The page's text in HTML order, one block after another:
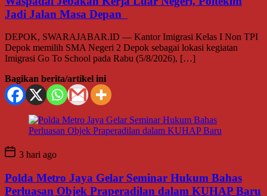
Jadi Jalan Masa Depan
DEPOK, SWARAJABAR.ID — Kantor Imigrasi Kelas I Non TPI
Depok memilih SMA Negeri 2 Depok sebagai lokasi kegiatan
Imigrasi Go To School pada Rabu (5/8/2026), […]
Bagikan berita/artikel ini
3 hari ago
Polda Metro Jaya Gelar Seminar Hukum Bahas
Perluasan Objek Praperadilan dalam KUHAP Baru